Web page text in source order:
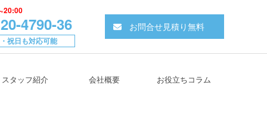
4790-36
祝日も対応可能
お問合せ見積り無料
スタッフ紹介 会社概要 お役立ちコラム